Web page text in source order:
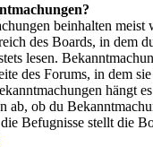
beinhalten
des Boards, in dem
lesen.
des Forums, in dem
hängt
ab, ob du
Befugnisse stellt die